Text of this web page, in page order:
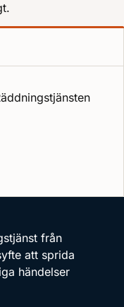
från
att sprida
händelser